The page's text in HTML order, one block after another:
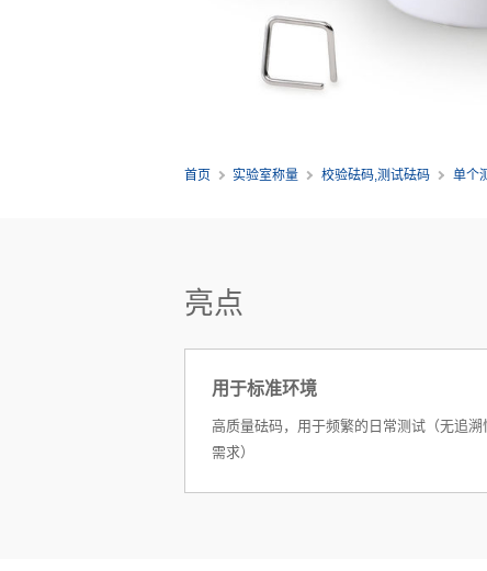
首页 实验室称量 校验砝码,测试砝码 单个
亮点
用于标准环境
高质量砝码，用于频繁的日常测试（无追溯
需求）